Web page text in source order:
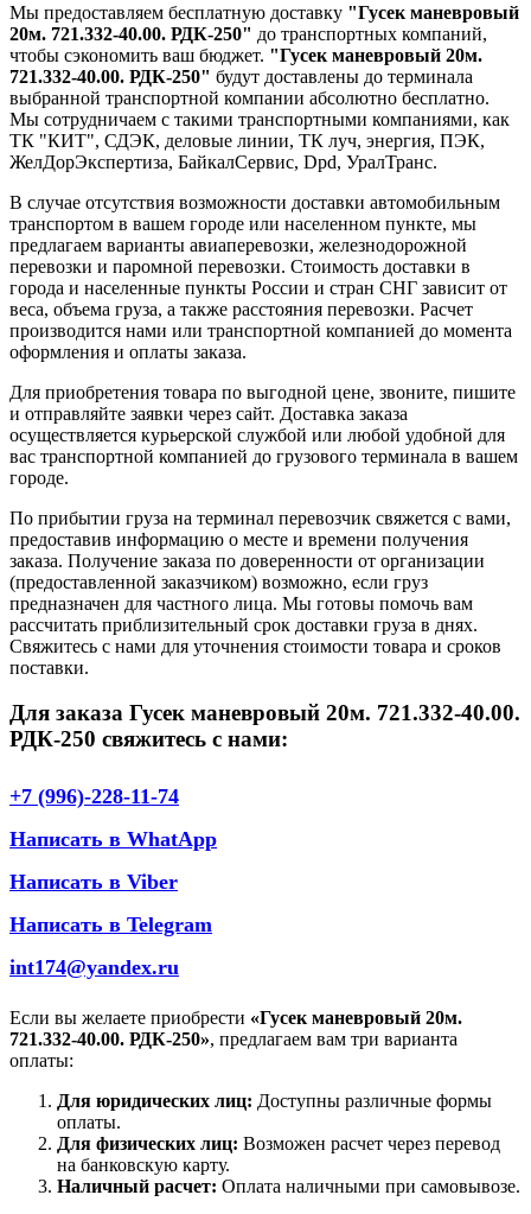
Мы предоставляем бесплатную доставку "Гусек маневровый
20м. 721.332-40.00. РДК-250" до транспортных компаний,
чтобы сэкономить ваш бюджет. "Гусек маневровый 20м.
721.332-40.00. РДК-250" будут доставлены до терминала
выбранной транспортной компании абсолютно бесплатно.
Мы сотрудничаем с такими транспортными компаниями, как
ТК "КИТ", СДЭК, деловые линии, ТК луч, энергия, ПЭК,
ЖелДорЭкспертиза, БайкалСервис, Dpd, УралТранс.
В случае отсутствия возможности доставки автомобильным
транспортом в вашем городе или населенном пункте, мы
предлагаем варианты авиаперевозки, железнодорожной
перевозки и паромной перевозки. Стоимость доставки в
города и населенные пункты России и стран СНГ зависит от
веса, объема груза, а также расстояния перевозки. Расчет
производится нами или транспортной компанией до момента
оформления и оплаты заказа.
Для приобретения товара по выгодной цене, звоните, пишите
и отправляйте заявки через сайт. Доставка заказа
осуществляется курьерской службой или любой удобной для
вас транспортной компанией до грузового терминала в вашем
городе.
По прибытии груза на терминал перевозчик свяжется с вами,
предоставив информацию о месте и времени получения
заказа. Получение заказа по доверенности от организации
(предоставленной заказчиком) возможно, если груз
предназначен для частного лица. Мы готовы помочь вам
рассчитать приблизительный срок доставки груза в днях.
Свяжитесь с нами для уточнения стоимости товара и сроков
поставки.
Для заказа Гусек маневровый 20м. 721.332-40.00.
РДК-250 свяжитесь с нами:
+7 (996)-228-11-74
Написать в WhatApp
Написать в Viber
Написать в Telegram
int174@yandex.ru
Если вы желаете приобрести «Гусек маневровый 20м.
721.332-40.00. РДК-250», предлагаем вам три варианта
оплаты:
Для юридических лиц: Доступны различные формы
оплаты.
Для физических лиц: Возможен расчет через перевод
на банковскую карту.
Наличный расчет: Оплата наличными при самовывозе.